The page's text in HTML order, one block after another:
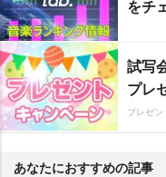
をチ
試写
プレ
プレゼン
あなたにおすすめの記事